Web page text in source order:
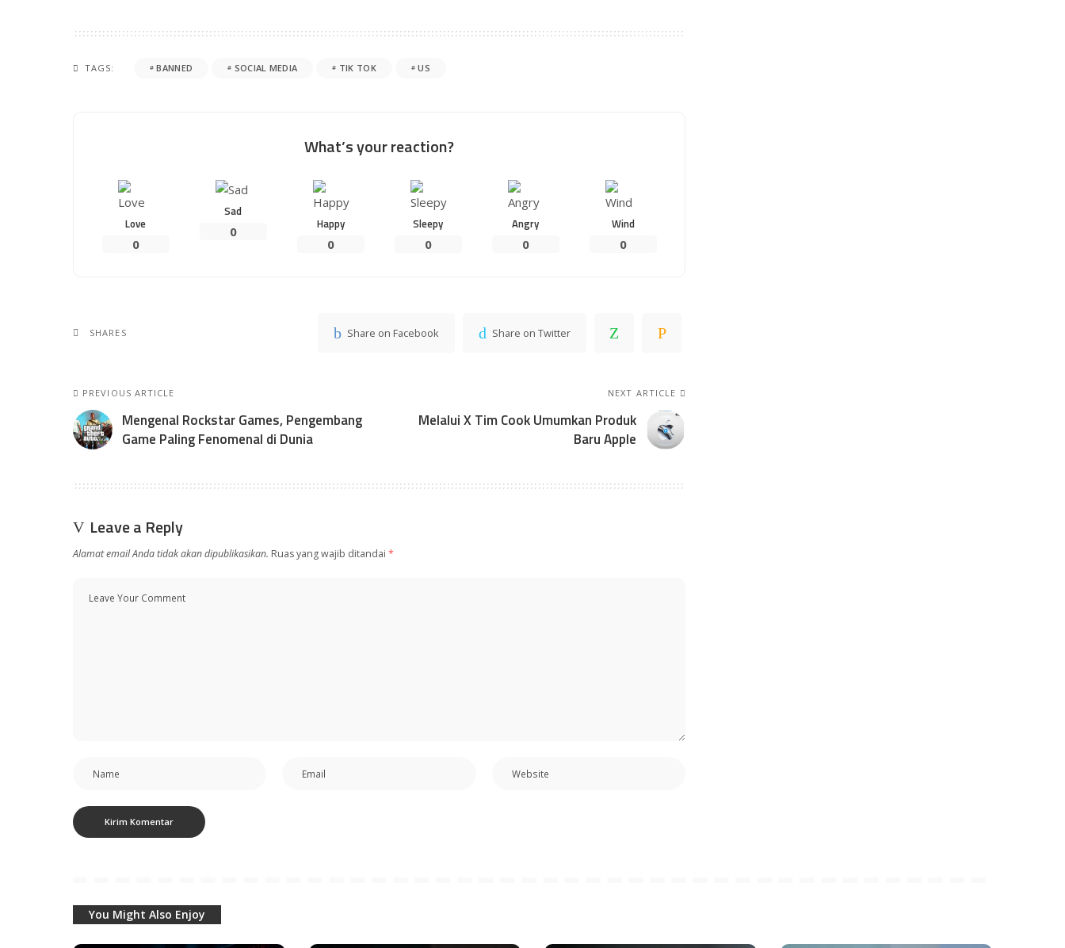
TAGS: BANNED SOCIAL MEDIA TIK TOK US
What’s your reaction?
Love
0
Sad
0
Happy
0
Sleepy
0
Angry
0
Wind
0
SHARES Share on Facebook Share on Twitter
PREVIOUS ARTICLE
Mengenal Rockstar Games, Pengembang
Game Paling Fenomenal di Dunia
NEXT ARTICLE
Melalui X Tim Cook Umumkan Produk
Baru Apple
Leave a Reply
Alamat email Anda tidak akan dipublikasikan. Ruas yang wajib ditandai *
You Might Also Enjoy